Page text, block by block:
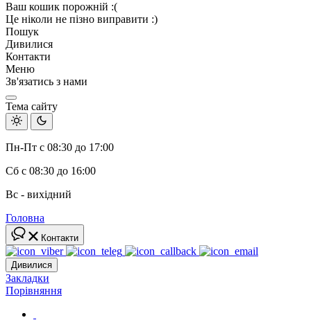
Ваш кошик порожній :(
Це ніколи не пізно виправити :)
Пошук
Дивилися
Контакти
Меню
Зв'язатись з нами
Тема сайту
Пн-Пт с 08:30 до 17:00
Сб с 08:30 до 16:00
Вс - вихідний
Головна
Контакти
Дивилися
Закладки
Порівняння